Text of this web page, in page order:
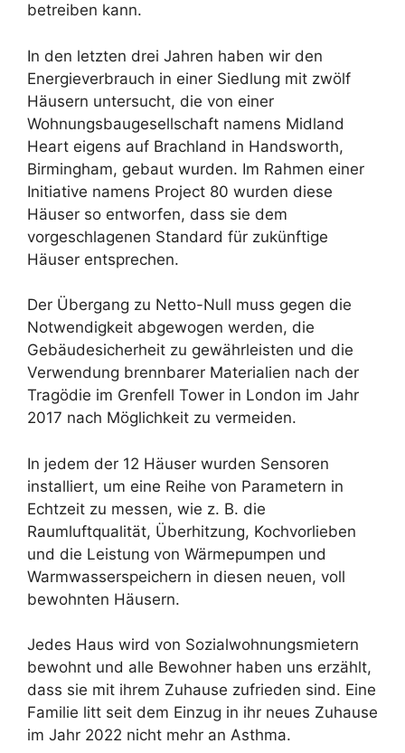
betreiben kann.
In den letzten drei Jahren haben wir den
Energieverbrauch in einer Siedlung mit zwölf
Häusern untersucht, die von einer
Wohnungsbaugesellschaft namens Midland
Heart eigens auf Brachland in Handsworth,
Birmingham, gebaut wurden. Im Rahmen einer
Initiative namens Project 80 wurden diese
Häuser so entworfen, dass sie dem
vorgeschlagenen Standard für zukünftige
Häuser entsprechen.
Der Übergang zu Netto-Null muss gegen die
Notwendigkeit abgewogen werden, die
Gebäudesicherheit zu gewährleisten und die
Verwendung brennbarer Materialien nach der
Tragödie im Grenfell Tower in London im Jahr
2017 nach Möglichkeit zu vermeiden.
In jedem der 12 Häuser wurden Sensoren
installiert, um eine Reihe von Parametern in
Echtzeit zu messen, wie z. B. die
Raumluftqualität, Überhitzung, Kochvorlieben
und die Leistung von Wärmepumpen und
Warmwasserspeichern in diesen neuen, voll
bewohnten Häusern.
Jedes Haus wird von Sozialwohnungsmietern
bewohnt und alle Bewohner haben uns erzählt,
dass sie mit ihrem Zuhause zufrieden sind. Eine
Familie litt seit dem Einzug in ihr neues Zuhause
im Jahr 2022 nicht mehr an Asthma.